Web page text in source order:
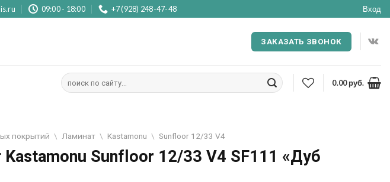
09:00 - 18:00 +7 (928) 248-47-48 Вход
ЗАКАЗАТЬ ЗВОНОК
Искать:
0.00руб.
покрытий \ Ламинат \ Kastamonu \ Sunfloor 12/33 V4
Sunfloor 12/33 V4 SF111 «Дуб